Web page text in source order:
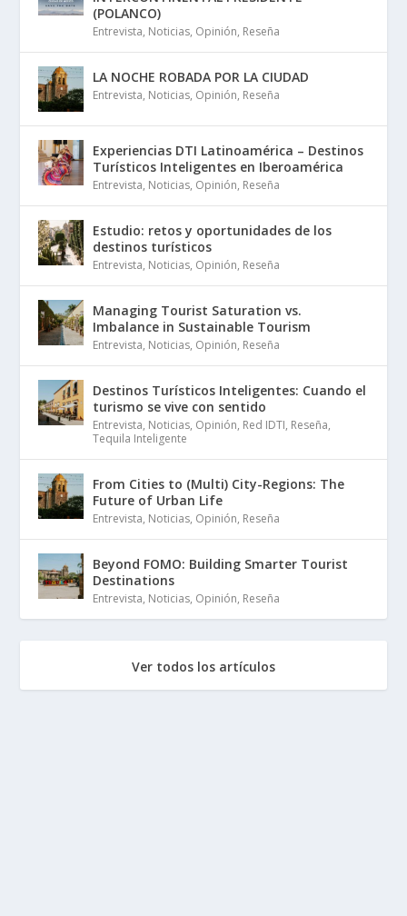
(POLANCO)
Entrevista, Noticias, Opinión, Reseña
LA NOCHE ROBADA POR LA CIUDAD
Entrevista, Noticias, Opinión, Reseña
Experiencias DTI Latinoamérica – Destinos
Turísticos Inteligentes en Iberoamérica
Entrevista, Noticias, Opinión, Reseña
Estudio: retos y oportunidades de los
destinos turísticos
Entrevista, Noticias, Opinión, Reseña
Managing Tourist Saturation vs.
Imbalance in Sustainable Tourism
Entrevista, Noticias, Opinión, Reseña
Destinos Turísticos Inteligentes: Cuando el
turismo se vive con sentido
Entrevista, Noticias, Opinión, Red IDTI, Reseña,
Tequila Inteligente
From Cities to (Multi) City-Regions: The
Future of Urban Life
Entrevista, Noticias, Opinión, Reseña
Beyond FOMO: Building Smarter Tourist
Destinations
Entrevista, Noticias, Opinión, Reseña
Ver todos los artículos